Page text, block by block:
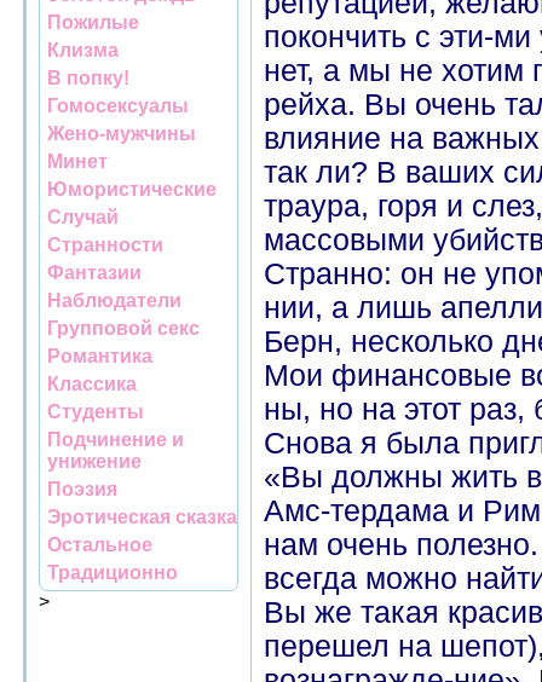
Пожилые
Клизма
В попку!
Гомосексуалы
Жено-мужчины
Минет
Юмористические
Случай
Странности
Фантазии
Наблюдатели
Групповой секс
Романтика
Классика
Студенты
Подчинение и
унижение
Поэзия
Эротическая сказка
Остальное
Традиционно
>
покончить с эти-
нет, а мы не хотим
рейха. Вы очень
влияние на
так ли? В ваших
траура, горя и
массовыми
Странно: он не
нии, а лишь
Берн, несколько
Мои финансовые
ны, но на этот
Снова я была
«Вы должны жить
Амс-тердама и
нам очень
всегда можно
Вы же такая
перешел на